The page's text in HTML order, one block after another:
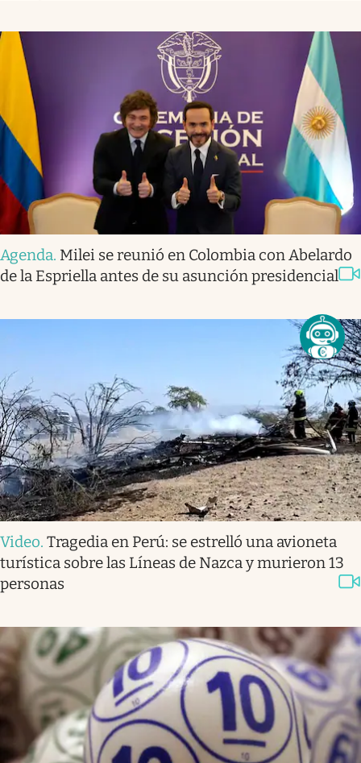
Agenda. Milei se reunió en Colombia con Abelardo
de la Espriella antes de su asunción presidencial
Video. Tragedia en Perú: se estrelló una avioneta
turística sobre las Líneas de Nazca y murieron 13
personas